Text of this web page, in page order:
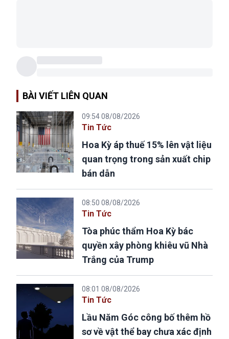
BÀI VIẾT LIÊN QUAN
09:54 08/08/2026
Tin Tức
Hoa Kỳ áp thuế 15% lên vật liệu
quan trọng trong sản xuất chip
bán dẫn
08:50 08/08/2026
Tin Tức
Tòa phúc thẩm Hoa Kỳ bác
quyền xây phòng khiêu vũ Nhà
Trắng của Trump
08:01 08/08/2026
Tin Tức
Lầu Năm Góc công bố thêm hồ
sơ về vật thể bay chưa xác định